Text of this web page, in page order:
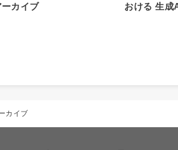
カイブ
おける 生
カイブ